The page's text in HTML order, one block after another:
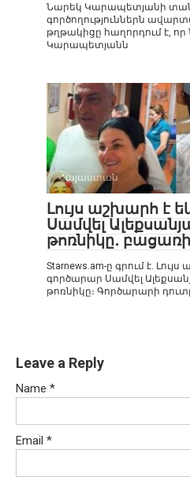
Նարեկ Կարապետյանի
գործողություններն
թղթակիցը հաղորդում է,
Կարապետյանն
Հայաստան
Լույս աշխարհ է
Սամվել
թոռնիկը․
Starnews.am-ը գրում է.
գործարար Սամվել
թոռնիկը։ Գործարարի
Leave a Reply
Name *
Email *